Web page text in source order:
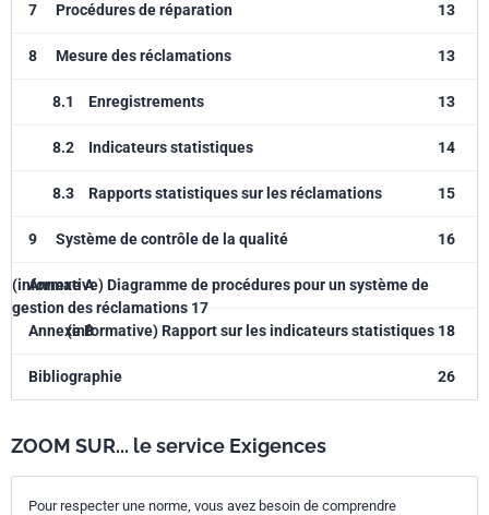
7 Procédures de réparation 13
8 Mesure des réclamations 13
8.1 Enregistrements 13
8.2 Indicateurs statistiques 14
8.3 Rapports statistiques sur les réclamations 15
9 Système de contrôle de la qualité 16
Annexe A
(informative) Diagramme de procédures pour un système de
gestion des réclamations 17
Annexe B(informative) Rapport sur les indicateurs statistiques 18
Bibliographie 26
ZOOM SUR... le service Exigences
Pour respecter une norme, vous avez besoin de comprendre